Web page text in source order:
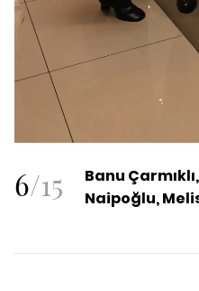
6/15
Banu
Naipoğlu,